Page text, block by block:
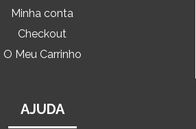
Minha conta
Checkout
O Meu Carrinho
AJUDA